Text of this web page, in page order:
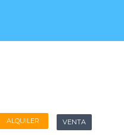
ALQUILER VENTA